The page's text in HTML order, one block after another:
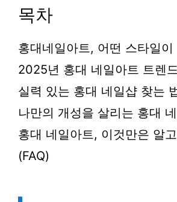
목차
홍대네일아트, 어떤 스타일이
2025년 홍대 네일아트 트렌
실력 있는 홍대 네일샵 찾는
나만의 개성을 살리는 홍대
홍대 네일아트, 이것만은 알
(FAQ)